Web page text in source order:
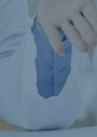
در این بخش می‌توانید اطلاعات
جانبی و نحوه مصرف آن‌ها را پیدا
بیماری‌های مختلف، علائم،
هدف ما ارائه اطلاعات دقیق و
برای سلامتی خود بگیرید.
اطلاعاتی برای این دارو موجود